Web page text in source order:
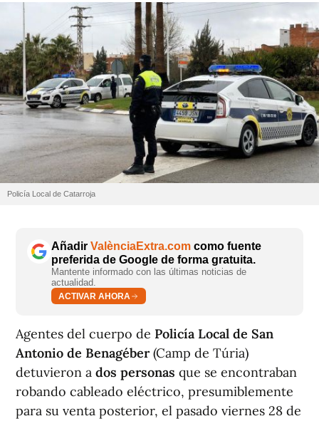
Policía Local de Catarroja
Añadir ValènciaExtra.com como fuente
preferida de Google de forma gratuita.
Mantente informado con las últimas noticias de
actualidad.
ACTIVAR AHORA
Agentes del cuerpo de Policía Local de San
Antonio de Benagéber(Camp de Túria)
detuvieron a dos personas que se encontraban
robando cableado eléctrico, presumiblemente
para su venta posterior, el pasado viernes 28 de